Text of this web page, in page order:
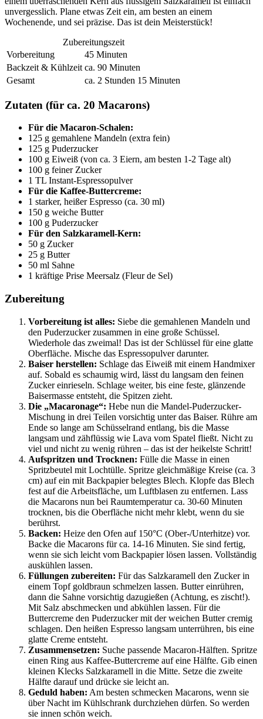
unvergesslich. Plane etwas Zeit ein, am besten an einem
Wochenende, und sei präzise. Das ist dein Meisterstück!
Zubereitungszeit
Vorbereitung
45 Minuten
Backzeit & Kühlzeit ca. 90 Minuten
Gesamt
ca. 2 Stunden 15 Minuten
Zutaten (für ca. 20 Macarons)
Für die Macaron-Schalen:
125 g gemahlene Mandeln (extra fein)
125 g Puderzucker
100 g Eiweiß (von ca. 3 Eiern, am besten 1-2 Tage alt)
100 g feiner Zucker
1 TL Instant-Espressopulver
Für die Kaffee-Buttercreme:
1 starker, heißer Espresso (ca. 30 ml)
150 g weiche Butter
100 g Puderzucker
Für den Salzkaramell-Kern:
50 g Zucker
25 g Butter
50 ml Sahne
1 kräftige Prise Meersalz (Fleur de Sel)
Zubereitung
Vorbereitung ist alles: Siebe die gemahlenen Mandeln und
den Puderzucker zusammen in eine große Schüssel.
Wiederhole das zweimal! Das ist der Schlüssel für eine glatte
Oberfläche. Mische das Espressopulver darunter.
Baiser herstellen: Schlage das Eiweiß mit einem Handmixer
auf. Sobald es schaumig wird, lässt du langsam den feinen
Zucker einrieseln. Schlage weiter, bis eine feste, glänzende
Baisermasse entsteht, die Spitzen zieht.
Die „Macaronage“: Hebe nun die Mandel-Puderzucker-
Mischung in drei Teilen vorsichtig unter das Baiser. Rühre am
Ende so lange am Schüsselrand entlang, bis die Masse
langsam und zähflüssig wie Lava vom Spatel fließt. Nicht zu
viel und nicht zu wenig rühren – das ist der heikelste Schritt!
Aufspritzen und Trocknen: Fülle die Masse in einen
Spritzbeutel mit Lochtülle. Spritze gleichmäßige Kreise (ca. 3
cm) auf ein mit Backpapier belegtes Blech. Klopfe das Blech
fest auf die Arbeitsfläche, um Luftblasen zu entfernen. Lass
die Macarons nun bei Raumtemperatur ca. 30-60 Minuten
trocknen, bis die Oberfläche nicht mehr klebt, wenn du sie
berührst.
Backen: Heize den Ofen auf 150°C (Ober-/Unterhitze) vor.
Backe die Macarons für ca. 14-16 Minuten. Sie sind fertig,
wenn sie sich leicht vom Backpapier lösen lassen. Vollständig
auskühlen lassen.
Füllungen zubereiten: Für das Salzkaramell den Zucker in
einem Topf goldbraun schmelzen lassen. Butter einrühren,
dann die Sahne vorsichtig dazugießen (Achtung, es zischt!).
Mit Salz abschmecken und abkühlen lassen. Für die
Buttercreme den Puderzucker mit der weichen Butter cremig
schlagen. Den heißen Espresso langsam unterrühren, bis eine
glatte Creme entsteht.
Zusammensetzen: Suche passende Macaron-Hälften. Spritze
einen Ring aus Kaffee-Buttercreme auf eine Hälfte. Gib einen
kleinen Klecks Salzkaramell in die Mitte. Setze die zweite
Hälfte darauf und drücke sie leicht an.
Geduld haben: Am besten schmecken Macarons, wenn sie
über Nacht im Kühlschrank durchziehen dürfen. So werden
sie innen schön weich.